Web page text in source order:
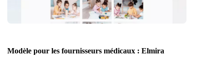
Modèle pour les fournisseurs médicaux : Elmira